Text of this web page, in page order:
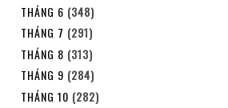
THÁNG 6 (348)
THÁNG 7 (291)
THÁNG 8 (313)
THÁNG 9 (284)
THÁNG 10 (282)